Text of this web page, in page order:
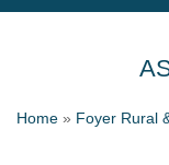
Home » Foyer Rural